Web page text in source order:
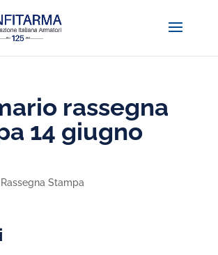
rassegna
14 giugno
Rassegna Stampa